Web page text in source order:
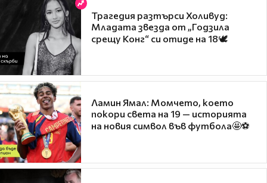
Трагедия разтърси Холивуд:
Младата звезда от „Годзила
срещу Конг“ си отиде на 18🕊️
Ламин Ямал: Момчето, което
покори света на 19 — историята
на новия символ във футбола🤩⚽